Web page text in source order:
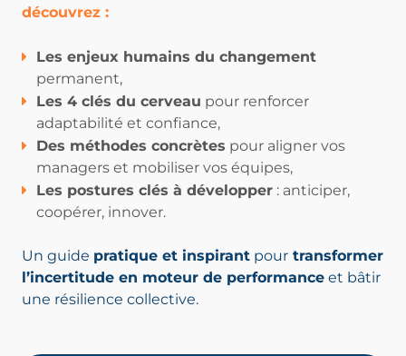
découvrez :
Les enjeux humains du changement
permanent,
Les 4 clés du cerveau pour renforcer
adaptabilité et confiance,
Des méthodes concrètes pour aligner vos
managers et mobiliser vos équipes,
Les postures clés à développer : anticiper,
coopérer, innover.
Un guide pratique et inspirant pour transformer
l’incertitude en moteur de performance et bâtir
une résilience collective.